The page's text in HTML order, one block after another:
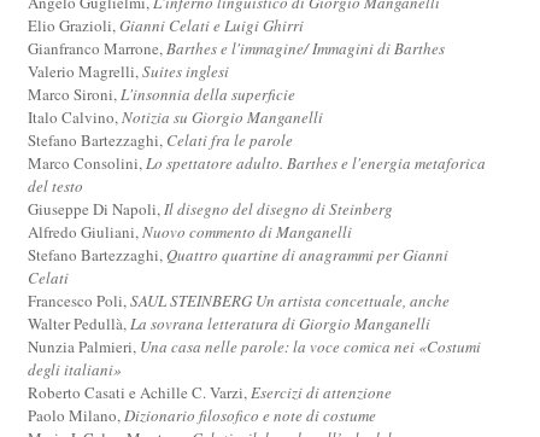
Elio Grazioli,Gianni Celati e Luigi Ghirri
Gianfranco Marrone,Barthes e l'immagine/ Immagini di Barthes
Valerio Magrelli,Suites inglesi
Marco Sironi,L'insonnia della superficie
Italo Calvino,Notizia su Giorgio Manganelli
Stefano Bartezzaghi, Celati fra le parole
Marco Consolini,Lo spettatore adulto. Barthes e l'energia metaforica
del testo
Giuseppe Di Napoli,Il disegno del disegno di Steinberg
Alfredo Giuliani,Nuovo commento di Manganelli
Stefano Bartezzaghi,Quattro quartine di anagrammi per Gianni
Celati
Francesco Poli,SAUL STEINBERG Un artista concettuale, anche
Walter Pedullà,La sovrana letteratura di Giorgio Manganelli
Nunzia Palmieri, Una casa nelle parole: la voce comica nei «Costumi
degli italiani»
Roberto Casati e Achille C. Varzi,Esercizi di attenzione
Paolo Milano,Dizionario filosofico e note di costume